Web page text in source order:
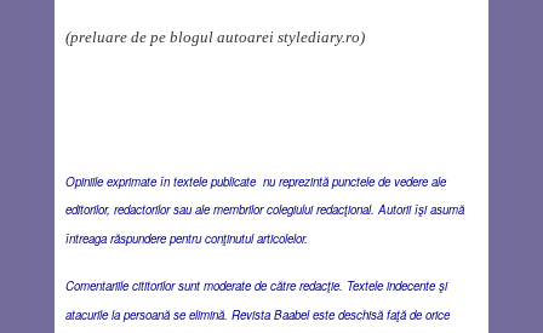
(preluare de pe blogul autoarei stylediary.ro)
Opiniile exprimate în textele publicate nu reprezintă punctele de vedere ale
editorilor, redactorilor sau ale membrilor colegiului redacţional. Autorii îşi asumă
întreaga răspundere pentru conţinutul articolelor.
Comentariile cititorilor sunt moderate de către redacţie. Textele indecente şi
atacurile la persoană se elimină. Revista Baabel este deschisă faţă de orice